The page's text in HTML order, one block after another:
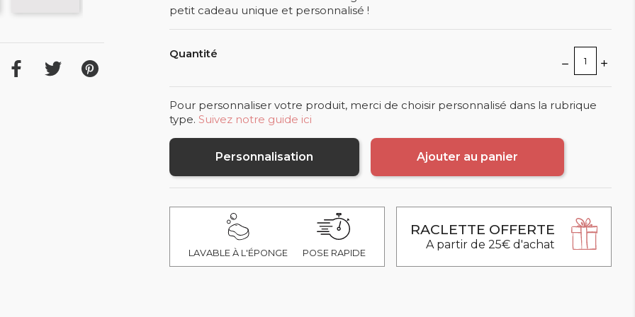
petit cadeau unique et personnalisé !
Quantité
Pour personnaliser votre produit, merci de choisir personnalisé dans la rubrique
type. Suivez notre guide ici
Personnalisation Ajouter au panier
LAVABLE À L'ÉPONGE POSE RAPIDE
RACLETTE OFFERTE
A partir de 25€ d'achat